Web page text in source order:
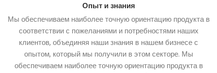
Опыт и знания
Мы обеспечиваем наиболее точную ориентацию продукта в
соответствии с пожеланиями и потребностями наших
клиентов, объединяя наши знания в нашем бизнесе с
опытом, который мы получили в этом секторе. Мы
обеспечиваем наиболее точную ориентацию продукта в